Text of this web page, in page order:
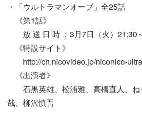
・「ウルトラマンオーブ」全25話
《第1話》
放 送 日 時 ：3月7日（火）21:30
《特設サイト》
http://ch.nicovideo.jp/niconico-
《出演者》
石黒英雄、松浦雅、高橋直人、ね
哉、柳沢慎吾